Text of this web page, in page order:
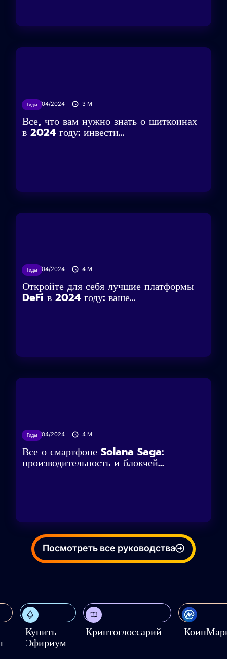
Гиды16/04/2024 3 M
Все, что вам нужно знать о шиткоинах
в 2024 году: инвести...
Гиды16/04/2024 4 M
Откройте для себя лучшие платформы
DeFi в 2024 году: ваше...
Гиды12/04/2024 4 M
Все о смартфоне Solana Saga:
производительность и блокчей...
Посмотреть все руководства
Купить
Эфириум
Криптоглоссарий